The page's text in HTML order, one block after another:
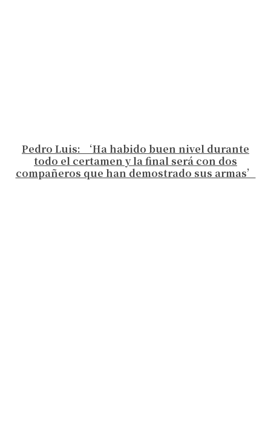
Pedro Luis: ‘Ha habido buen nivel durante
todo el certamen y la final será con dos
compañeros que han demostrado sus armas’